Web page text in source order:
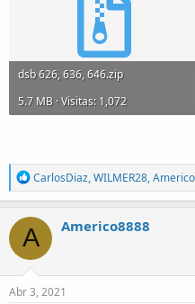
dsb 626, 636, 646.zip
5.7 MB · Visitas: 1,072
R
e
a
c
t
o
n
s
CarlosDiaz,WILMER28,
A Americo8888
Abr 3, 2021